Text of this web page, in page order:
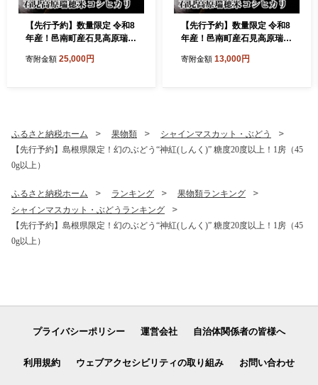
【先行予約】数量限定 令和8
年産！邑南町産石見高原瑞穂
寄附金額 25,000円
【先行予約】数量限定 令和8
年産！邑南町産石見高原瑞穂
寄附金額 13,000円
ふるさと納税ホーム 果物類
シャインマスカット・ぶどう
【先行予約】島根県限定！幻のぶどう“神紅(しんく)” 糖度20度以上！1房（45
0g以上）
ふるさと納税ホーム ランキング
果物類ランキング
シャインマスカット・ぶどうランキング
【先行予約】島根県限定！幻のぶどう“神紅(しんく)” 糖度20度以上！1房（45
0g以上）
プライバシーポリシー 運営会社 自治体関係者の皆様へ
利用規約 ウェブアクセシビリティの取り組み お問い合わせ